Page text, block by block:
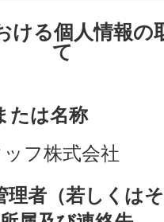
ける個人情報の
て
たは名称
フ株式会社
理者（若しくは